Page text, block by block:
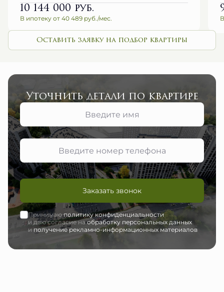
10 144 000руб.
В ипотеку от 40 489 руб./мес.
Оставить заявку на подбор квартиры
Уточнить детали по квартире
Заказать звонок
Принимаюполитику конфиденциальности
и даю согласие наобработку персональных данных
иполучение рекламно-информационных материалов